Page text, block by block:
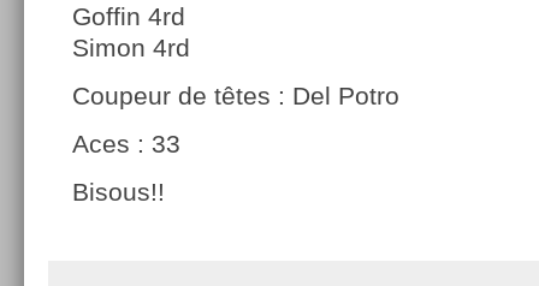
Goffin 4rd
Simon 4rd
Coupeur de têtes : Del Potro
Aces : 33
Bisous!!